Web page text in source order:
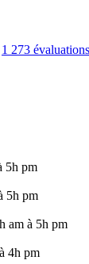
1 273 évaluations
5h pm
5h pm
am à 5h pm
4h pm